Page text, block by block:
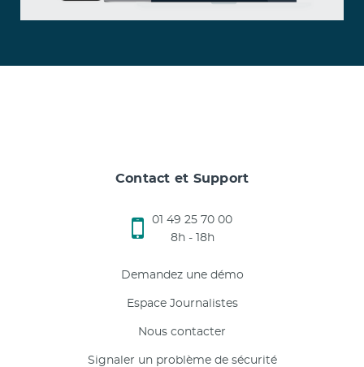
Contact et Support
01 49 25 70 00
8h - 18h
Demandez une démo
Espace Journalistes
Nous contacter
Signaler un problème de sécurité